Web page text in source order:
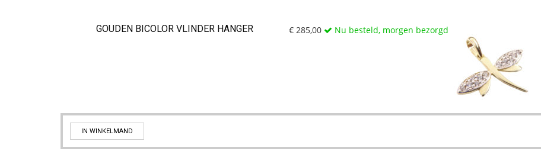
GOUDEN BICOLOR VLINDER HANGER € 285,00 Nu besteld, morgen bezorgd
IN WINKELMAND